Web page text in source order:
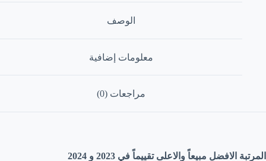
الوصف
معلومات إضافية
مراجعات (0)
المرتبة الافضل مبيعاً والاعلى تقييماً في 2023 و 2024